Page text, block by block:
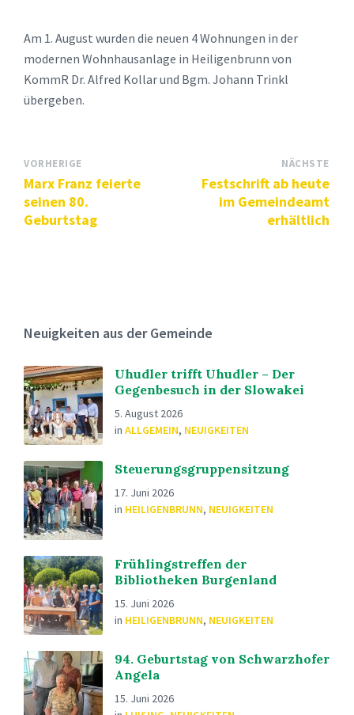
Am 1. August wurden die neuen 4 Wohnungen in der
modernen Wohnhausanlage in Heiligenbrunn von
KommR Dr. Alfred Kollar und Bgm. Johann Trinkl
übergeben.
VORHERIGE
Marx Franz feierte
seinen 80.
Geburtstag
NÄCHSTE
Festschrift ab heute
im Gemeindeamt
erhältlich
Neuigkeiten aus der Gemeinde
Uhudler trifft Uhudler – Der
Gegenbesuch in der Slowakei
5. August 2026
in ALLGEMEIN, NEUIGKEITEN
Steuerungsgruppensitzung
17. Juni 2026
in HEILIGENBRUNN, NEUIGKEITEN
Frühlingstreffen der
Bibliotheken Burgenland
15. Juni 2026
in HEILIGENBRUNN, NEUIGKEITEN
94. Geburtstag von Schwarzhofer
Angela
15. Juni 2026